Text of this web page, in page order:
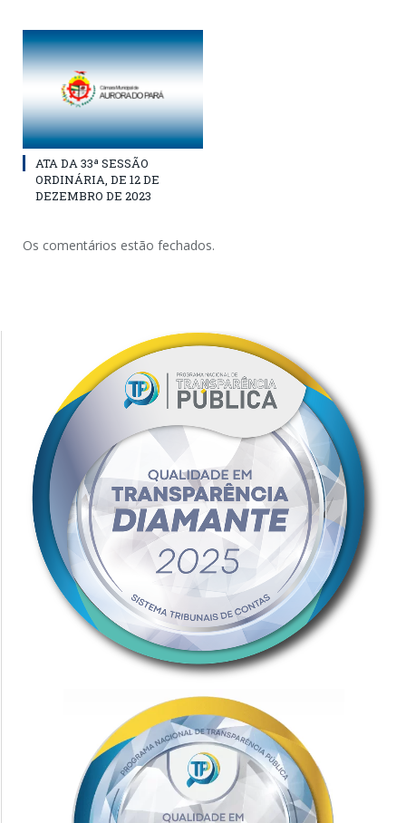
ATA DA 33ª SESSÃO
ORDINÁRIA, DE 12 DE
DEZEMBRO DE 2023
Os comentários estão fechados.